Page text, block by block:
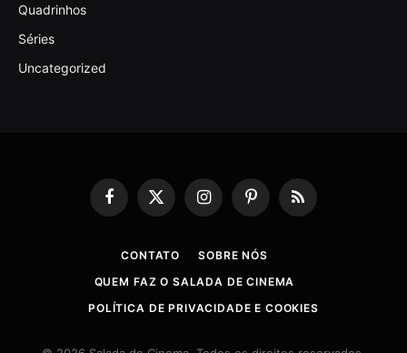
Quadrinhos
Séries
Uncategorized
Facebook
X
(Twitter)
InstagramPinterestRSS
CONTATO
SOBRE NÓS
QUEM FAZ O SALADA DE CINEMA
POLÍTICA DE PRIVACIDADE E COOKIES